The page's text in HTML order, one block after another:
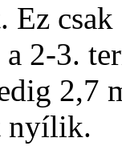
Ez
2-3.
2,7
nyílik.